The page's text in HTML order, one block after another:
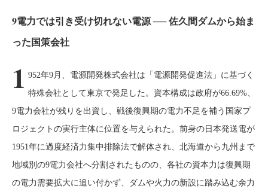
9電力では引き受け切れない電源 ── 佐久間ダムから始ま
った国策会社
1 952年9月、電源開発株式会社は「電源開発促進法」に基づく
特殊会社として東京で発足した。資本構成は政府が66.69%、
9電力会社が残りを出資し、戦後復興期の電力不足を補う国家プ
ロジェクトの実行主体に位置を与えられた。前身の日本発送電が
1951年に過度経済力集中排除法で解体され、北海道から九州まで
地域別の9電力会社へ分割されたものの、各社の資本力は復興期
の電力需要拡大に追い付かず、ダムや火力の新設に踏み込む余力